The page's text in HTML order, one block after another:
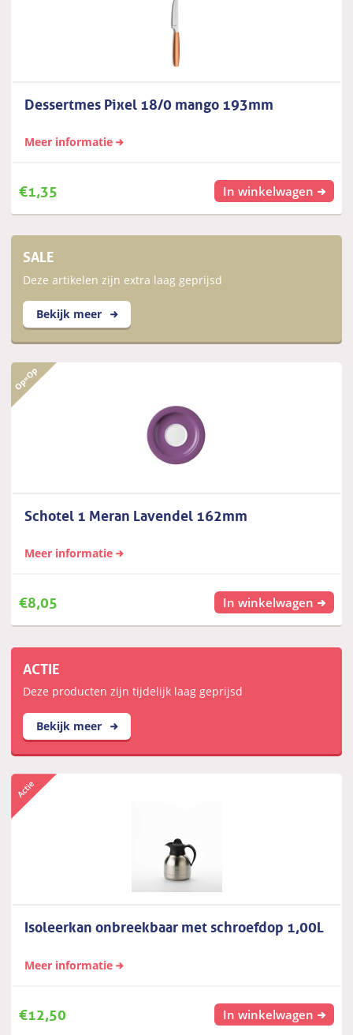
Dessertmes Pixel 18/0 mango 193mm
Meer informatie
€1,35 In winkelwagen
SALE
Deze artikelen zijn extra laag geprijsd
Bekijk meer
Schotel 1 Meran Lavendel 162mm
Meer informatie
€8,05 In winkelwagen
ACTIE
Deze producten zijn tijdelijk laag geprijsd
Bekijk meer
Isoleerkan onbreekbaar met schroefdop 1,00L
Meer informatie
€12,50 In winkelwagen